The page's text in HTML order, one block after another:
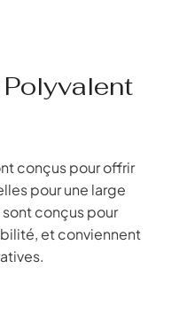
conçus pour offrir
pour une large
conçus pour
et conviennent